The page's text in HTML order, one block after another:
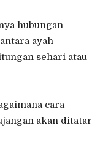
hubungan
ayah
sehari atau
cara
akan ditatar